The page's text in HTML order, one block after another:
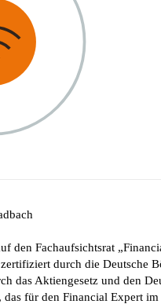
den Fachaufsichtsrat
durch die Deutsche
das Aktiengesetz und den
für den Financial Expert